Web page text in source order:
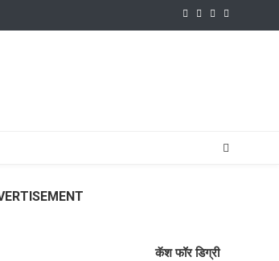
कॅश फॉर डिग्री